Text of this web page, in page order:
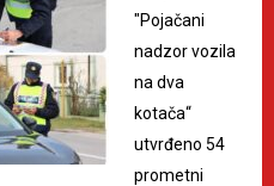
"Pojačani
nadzor vozila
na dva
kotača“
utvrđeno 54
prometni